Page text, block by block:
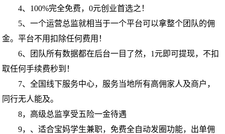
4、100%完全免费，0元创业首选之！
5、一个运营总监就相当于一个平台可以拿整个团队的佣
金。平台不用扣除任何费用！
6、团队所有数据都在后台一目了然，1元即可提现，不扣
取任何手续费秒到！
7、全国线下服务中心，服务当地所有高佣家人及商户，
同行无人能及。
8，高级总监享受五险一金待遇
9，、适合宝妈学生兼职，免费全自动发圈功能，出单佣